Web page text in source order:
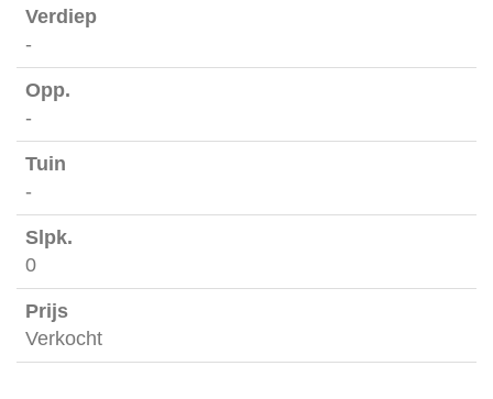
-
-
-
0
Verkocht